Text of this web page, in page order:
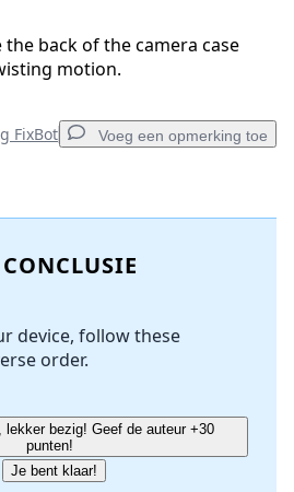
the back of the camera case
motion.
FixBot Voeg een opmerking toe
toe
Annuleren
CONCLUSIE
device, follow these
order.
punten!
Je bent klaar!